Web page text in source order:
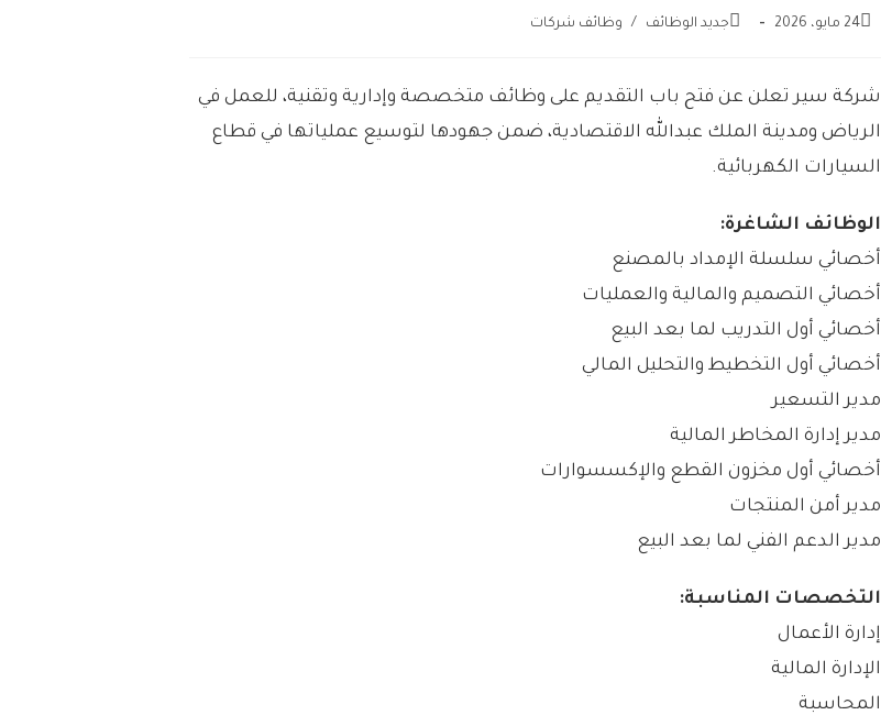
24 مايو، 2026 جديد الوظائف / وظائف شركات
شركة سير تعلن عن فتح باب التقديم على وظائف متخصصة وإدارية وتقنية، للعمل في
الرياض ومدينة الملك عبدالله الاقتصادية، ضمن جهودها لتوسيع عملياتها في قطاع
السيارات الكهربائية.
الوظائف الشاغرة:
أخصائي سلسلة الإمداد بالمصنع
أخصائي التصميم والمالية والعمليات
أخصائي أول التدريب لما بعد البيع
أخصائي أول التخطيط والتحليل المالي
مدير التسعير
مدير إدارة المخاطر المالية
أخصائي أول مخزون القطع والإكسسوارات
مدير أمن المنتجات
مدير الدعم الفني لما بعد البيع
التخصصات المناسبة:
إدارة الأعمال
الإدارة المالية
المحاسبة